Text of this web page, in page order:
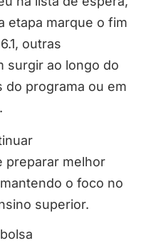
etapa marque o fim
outras
surgir ao longo do
do programa ou em
preparar melhor
o foco no
superior.